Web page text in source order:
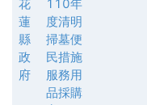
花
蓮
縣
政
府
110年
度清明
掃墓便
民措施
服務用
品採購